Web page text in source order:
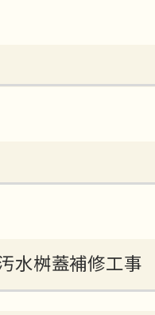
水桝蓋補修工